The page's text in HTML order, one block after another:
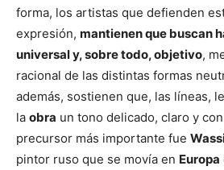
forma, los artistas que defienden
expresión, mantienen que buscan
universal y, sobre todo, objetivo,
racional de las distintas formas
además, sostienen que, las líneas,
la obra un tono delicado, claro y
precursor más importante fue
pintor ruso que se movía en Europa